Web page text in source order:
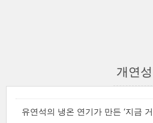
개연성
유연석의 냉온 연기가 만든 ‘지금